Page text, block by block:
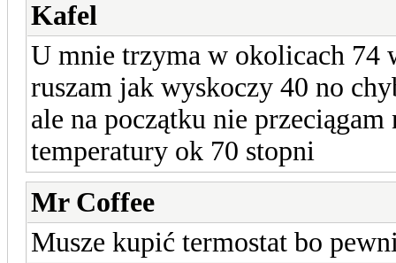
Kafel
U mnie trzyma w okolicach 74
ruszam jak wyskoczy 40 no
ale na początku nie przeciągam
temperatury ok 70 stopni
Mr Coffee
Musze kupić termostat bo